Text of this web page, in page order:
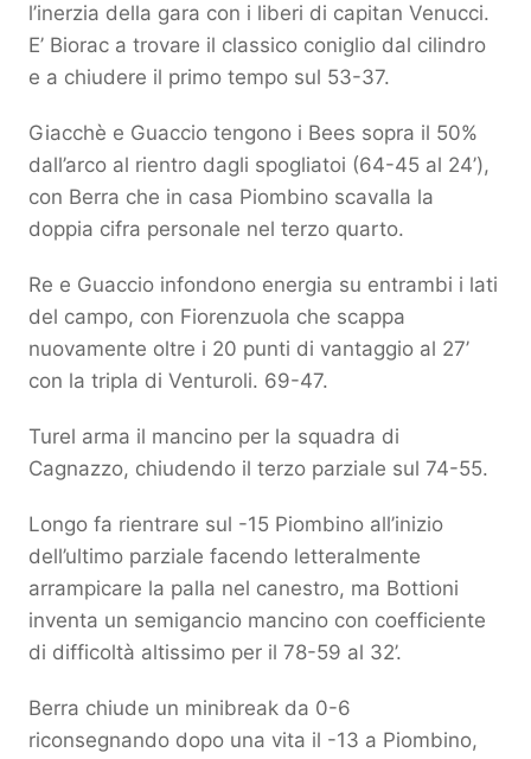
l’inerzia della gara con i liberi di capitan Venucci.
E’ Biorac a trovare il classico coniglio dal cilindro
e a chiudere il primo tempo sul 53-37.
Giacchè e Guaccio tengono i Bees sopra il 50%
dall’arco al rientro dagli spogliatoi (64-45 al 24’),
con Berra che in casa Piombino scavalla la
doppia cifra personale nel terzo quarto.
Re e Guaccio infondono energia su entrambi i lati
del campo, con Fiorenzuola che scappa
nuovamente oltre i 20 punti di vantaggio al 27’
con la tripla di Venturoli. 69-47.
Turel arma il mancino per la squadra di
Cagnazzo, chiudendo il terzo parziale sul 74-55.
Longo fa rientrare sul -15 Piombino all’inizio
dell’ultimo parziale facendo letteralmente
arrampicare la palla nel canestro, ma Bottioni
inventa un semigancio mancino con coefficiente
di difficoltà altissimo per il 78-59 al 32’.
Berra chiude un minibreak da 0-6
riconsegnando dopo una vita il -13 a Piombino,